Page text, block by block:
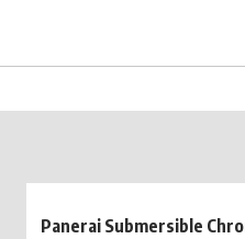
Panerai Submersible